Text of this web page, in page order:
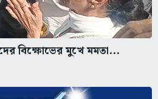
বিক্ষোভের মুখে মমতা...